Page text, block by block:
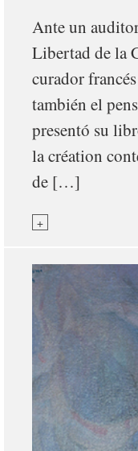
Ante un
Libertad de la
curador
también el
presentó su
la création
de […]
+